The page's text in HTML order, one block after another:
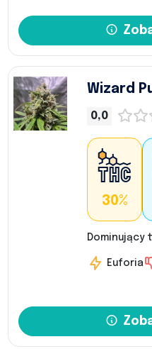
Wizard
0,0
30%
Dominujący
Euforia